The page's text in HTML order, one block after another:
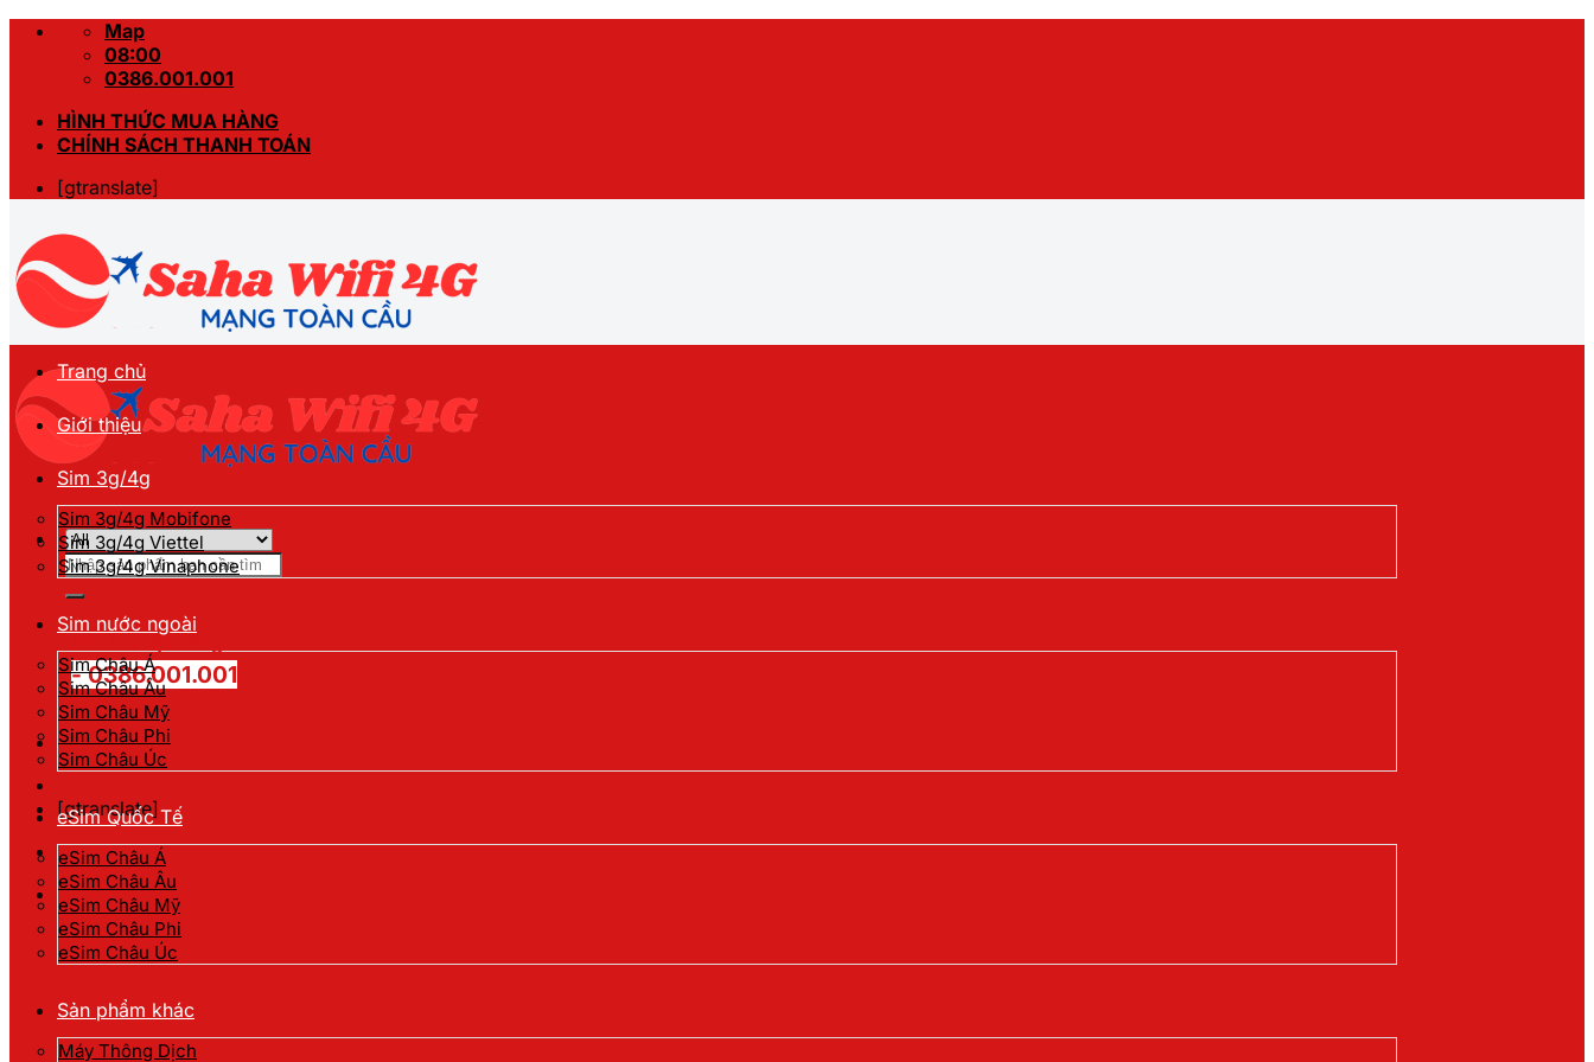
Skip
Map
08:00
0386.001.001
HÌNH THỨC MUA HÀNG
CHÍNH SÁCH THANH TOÁN
[gtranslate]
Tìm
kiếm:
Hotline đặt hàng
- 0386.001.001
[gtranslate]
Trang chủ
Giới thiệu
Sim 3g/4g
Sim 3g/4g Mobifone
Sim 3g/4g Viettel
Sim 3g/4g Vinaphone
Sim nước ngoài
Sim Châu Á
Sim Châu Âu
Sim Châu Mỹ
Sim Châu Phi
Sim Châu Úc
eSim Quốc Tế
eSim Châu Á
eSim Châu Âu
eSim Châu Mỹ
eSim Châu Phi
eSim Châu Úc
Sản phẩm khác
Máy Thông Dịch